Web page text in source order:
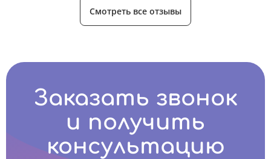
Смотреть все отзывы
Заказать звонок
и получить
консультацию